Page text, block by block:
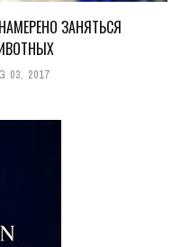
ЗАНЯТЬСЯ
03, 2017